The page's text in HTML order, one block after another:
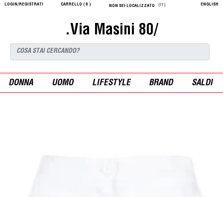
LOGIN/REGISTRATI CARRELLO ( 0 ) NON SEI LOCALIZZATO (IT) ENGLISH
.Via Masini 80/
DONNA UOMO LIFESTYLE BRAND SALDI